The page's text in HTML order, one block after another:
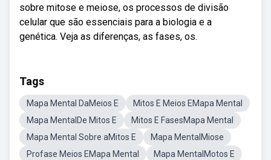
sobre mitose e meiose, os processos de divisão
celular que são essenciais para a biologia e a
genética. Veja as diferenças, as fases, os.
Tags
Mapa Mental DaMeios E
Mitos E Meios EMapa Mental
Mapa MentalDe Mitos E
Mitos E FasesMapa Mental
Mapa Mental Sobre aMitos E
Mapa MentalMiose
Profase Meios EMapa Mental
Mapa MentalMotos E